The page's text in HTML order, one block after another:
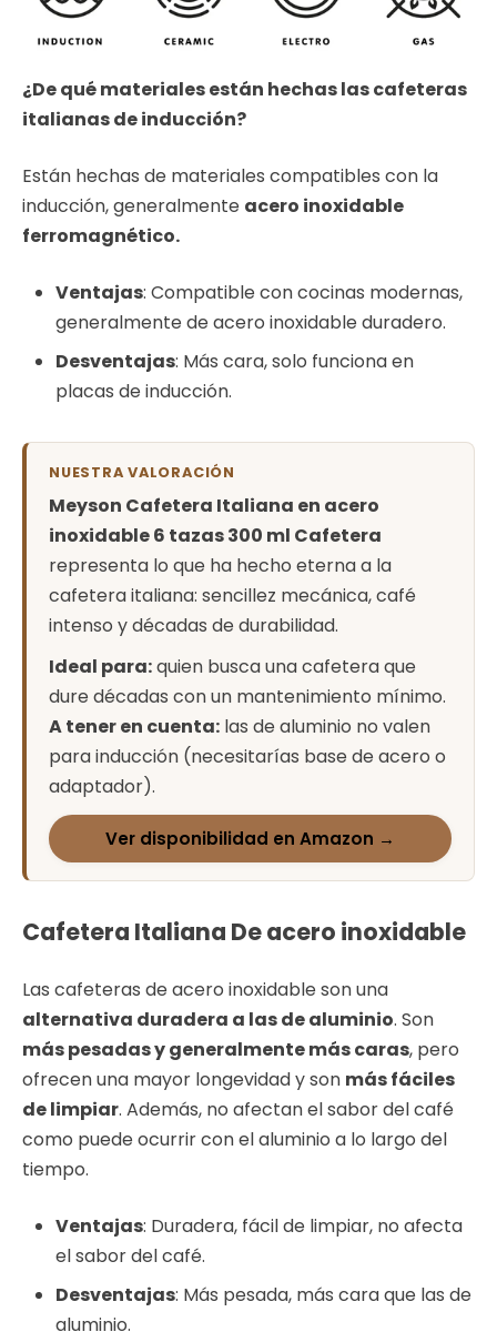
¿De qué materiales están hechas las cafeteras
italianas de inducción?
Están hechas de materiales compatibles con la
inducción, generalmente acero inoxidable
ferromagnético.
Ventajas: Compatible con cocinas modernas,
generalmente de acero inoxidable duradero.
Desventajas: Más cara, solo funciona en
placas de inducción.
NUESTRA VALORACIÓN
Meyson Cafetera Italiana en acero
inoxidable 6 tazas 300 ml Cafetera
representa lo que ha hecho eterna a la
cafetera italiana: sencillez mecánica, café
intenso y décadas de durabilidad.
Ideal para:quien busca una cafetera que
dure décadas con un mantenimiento mínimo.
A tener en cuenta: las de aluminio no valen
para inducción (necesitarías base de acero o
adaptador).
Ver disponibilidad en Amazon →
Cafetera Italiana De acero inoxidable
Las cafeteras de acero inoxidable son una
alternativa duradera a las de aluminio. Son
más pesadas y generalmente más caras, pero
ofrecen una mayor longevidad y son más fáciles
de limpiar. Además, no afectan el sabor del café
como puede ocurrir con el aluminio a lo largo del
tiempo.
Ventajas: Duradera, fácil de limpiar, no afecta
el sabor del café.
Desventajas: Más pesada, más cara que las de
aluminio.